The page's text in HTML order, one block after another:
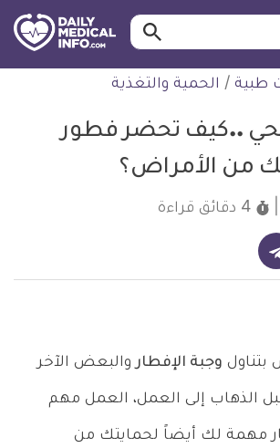
طبية
ابحث…
طبية / الحمية والتغذية
..كيف تحضر فطور
من الأمراض؟
4 دقائق قراءة
شارك على تيليجرام - ديلي ميديكال انفو
بتناول وجبة الإفطاروالبعض الآخر
الذهاب إلى العمل، العمل مهم
مهمة لك أيضاً لحمايتك من